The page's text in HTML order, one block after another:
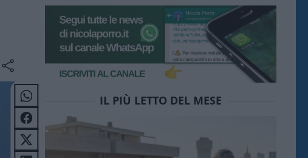
IL PIÙ LETTO DEL MESE